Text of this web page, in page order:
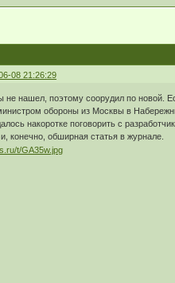
08 21:26:29
не нашел, поэтому соорудил по новой.
обороны из Москвы в
накоротке поговорить с
конечно, обширная статья в журнале.